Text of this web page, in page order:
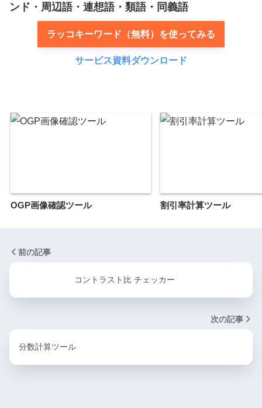
ンド・周辺語・連想語・類語・同義語
ラッコキーワード（無料）を使ってみる
サービス資料ダウンロード
OGP画像確認ツール 割引率計算ツール
前の記事
コントラスト比 チェッカー
次の記事
分数計算ツール